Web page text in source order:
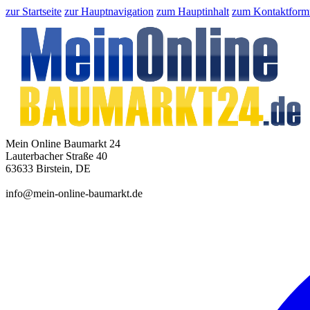
zur Startseite zur Hauptnavigation zum Hauptinhalt zum
Mein Online Baumarkt 24
Lauterbacher Straße 40
63633 Birstein, DE
info@mein-online-baumarkt.de